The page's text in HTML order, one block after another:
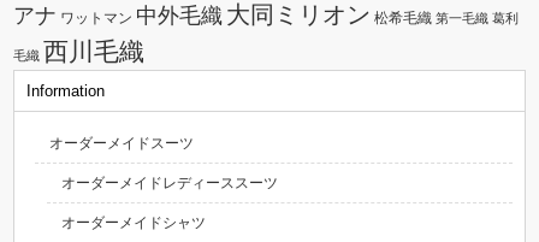
アナ ワットマン 中外毛織大同ミリオン 松希毛織 第一毛織 葛利
毛織 西川毛織
Information
オーダーメイドスーツ
オーダーメイドレディーススーツ
オーダーメイドシャツ